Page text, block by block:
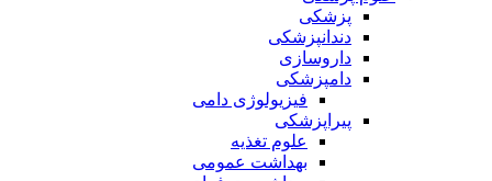
پزشکی
دندانپزشکی
داروسازی
دامپزشکی
فیزیولوژی دامی
پیراپزشکی
علوم تغذیه
بهداشت عمومی